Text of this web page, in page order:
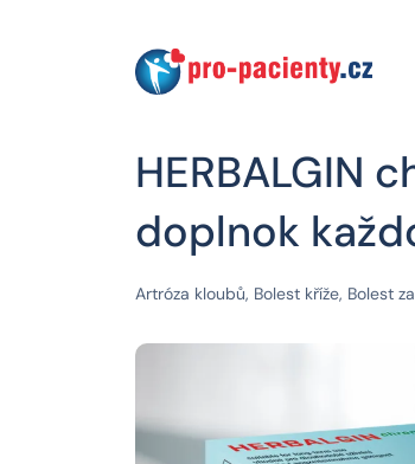
HERBALGIN
doplnok
Artróza kloubů, Bolest kříže, Bolest